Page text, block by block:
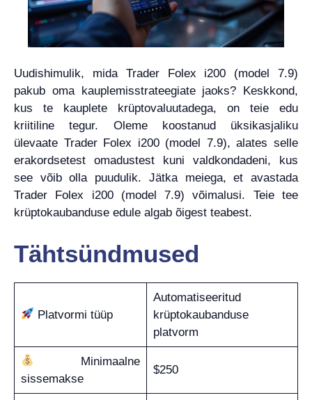
Uudishimulik, mida Trader Folex i200 (model 7.9)
pakub oma kauplemisstrateegiate jaoks? Keskkond,
kus te kauplete krüptovaluutadega, on teie edu
kriitiline tegur. Oleme koostanud üksikasjaliku
ülevaate Trader Folex i200 (model 7.9), alates selle
erakordsetest omadustest kuni valdkondadeni, kus
see võib olla puudulik. Jätka meiega, et avastada
Trader Folex i200 (model 7.9) võimalusi. Teie tee
krüptokaubanduse edule algab õigest teabest.
Tähtsündmused
Platvormi tüüp
Automatiseeritud
krüptokaubanduse
platvorm
Minimaalne
sissemakse
$250